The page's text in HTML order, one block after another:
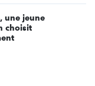
une jeune
choisit